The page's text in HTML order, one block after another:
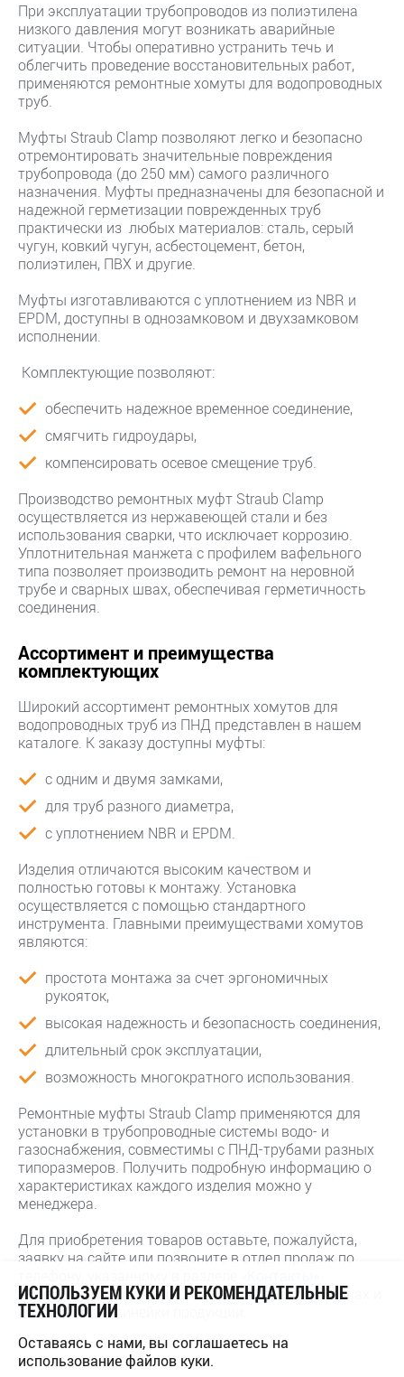
При эксплуатации трубопроводов из полиэтилена
низкого давления могут возникать аварийные
ситуации. Чтобы оперативно устранить течь и
облегчить проведение восстановительных работ,
применяются ремонтные хомуты для водопроводных
труб.
Муфты Straub Clamp позволяют легко и безопасно
отремонтировать значительные повреждения
трубопровода (до 250 мм) самого различного
назначения. Муфты предназначены для безопасной и
надежной герметизации поврежденных труб
практически из любых материалов: сталь, серый
чугун, ковкий чугун, асбестоцемент, бетон,
полиэтилен, ПВХ и другие.
Муфты изготавливаются с уплотнением из NBR и
EPDM, доступны в однозамковом и двухзамковом
исполнении.
Комплектующие позволяют:
обеспечить надежное временное соединение,
смягчить гидроудары,
компенсировать осевое смещение труб.
Производство ремонтных муфт Straub Clamp
осуществляется из нержавеющей стали и без
использования сварки, что исключает коррозию.
Уплотнительная манжета с профилем вафельного
типа позволяет производить ремонт на неровной
трубе и сварных швах, обеспечивая герметичность
соединения.
Ассортимент и преимущества
комплектующих
Широкий ассортимент ремонтных хомутов для
водопроводных труб из ПНД представлен в нашем
каталоге. К заказу доступны муфты:
с одним и двумя замками,
для труб разного диаметра,
с уплотнением NBR и EPDM.
Изделия отличаются высоким качеством и
полностью готовы к монтажу. Установка
осуществляется с помощью стандартного
инструмента. Главными преимуществами хомутов
являются:
простота монтажа за счет эргономичных
рукояток,
высокая надежность и безопасность соединения,
длительный срок эксплуатации,
возможность многократного использования.
Ремонтные муфты Straub Clamp применяются для
установки в трубопроводные системы водо- и
газоснабжения, совместимы с ПНД-трубами разных
типоразмеров. Получить подробную информацию о
характеристиках каждого изделия можно у
менеджера.
Для приобретения товаров оставьте, пожалуйста,
заявку на сайте или позвоните в отдел продаж по
Менеджер расскажет об основных характеристиках и
особенностях линейки продукции.
ИСПОЛЬЗУЕМ КУКИ И РЕКОМЕНДАТЕЛЬНЫЕ
ТЕХНОЛОГИИ
Оставаясь с нами, вы соглашаетесь на
использование файлов куки.